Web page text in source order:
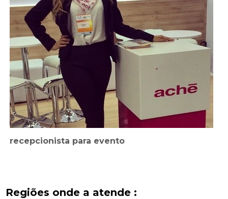
recepcionista para evento
Regiões onde a atende :